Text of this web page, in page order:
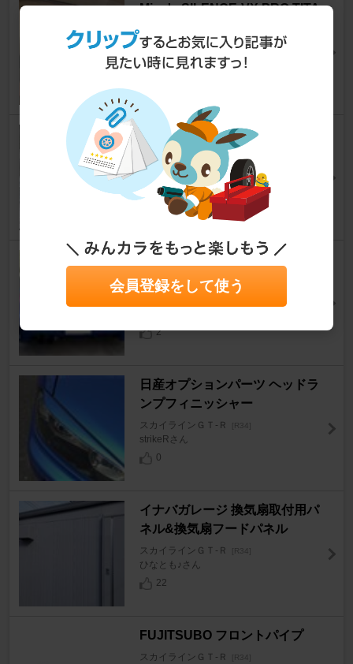
Mine's SILENCE-VX PRO TITA
N Ⅱ
スカイラインＧＴ‐Ｒ [R34]
蒼鷹@BNR34さん
レクサス(純正) LC500 ブレーキ
ローター
スカイラインＧＴ‐Ｒ [R34]
らぃぽさん
12
GANADOR ガナドールマフラ
ー
2
日産オプションパーツ ヘッドラ
ンプフィニッシャー
スカイラインＧＴ‐Ｒ [R34]
strikeRさん
0
イナバガレージ 換気扇取付用パ
ネル&換気扇フードパネル
スカイラインＧＴ‐Ｒ [R34]
ひなとも♪さん
22
FUJITSUBO フロントパイプ
スカイラインＧＴ‐Ｒ [R34]
会員登録をして使う